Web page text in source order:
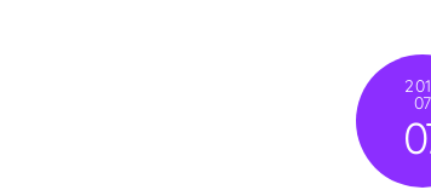
07